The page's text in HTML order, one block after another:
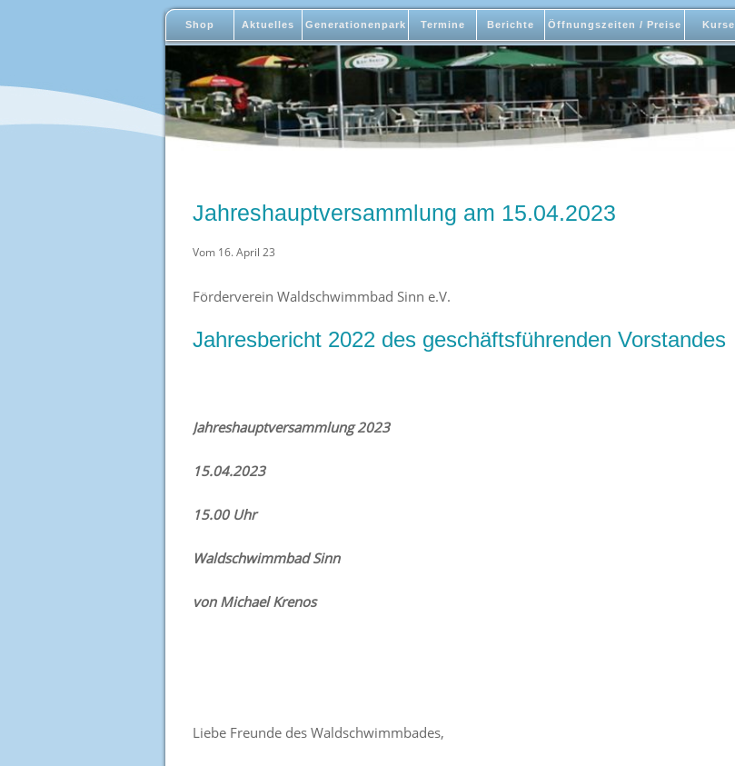
Shop Aktuelles Generationenpark Termine Berichte Öffnungszeiten / Preise Kurse
Jahreshauptversammlung am 15.04.2023
Vom 16. April 23
Förderverein Waldschwimmbad Sinn e.V.
Jahresbericht 2022 des geschäftsführenden Vorstandes
Jahreshauptversammlung 2023
15.04.2023
15.00 Uhr
Waldschwimmbad Sinn
von Michael Krenos
Liebe Freunde des Waldschwimmbades,